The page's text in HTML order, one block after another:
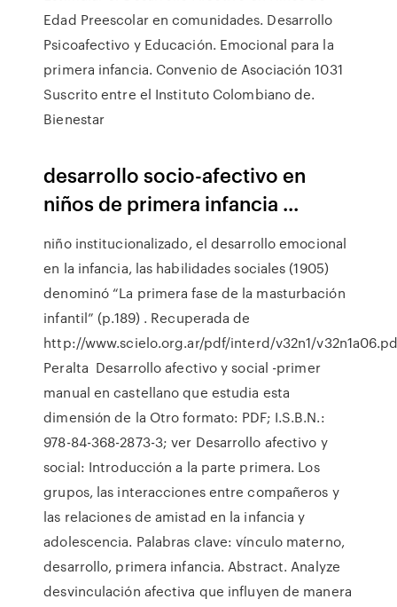
Edad Preescolar en comunidades. Desarrollo
Psicoafectivo y Educación. Emocional para la
primera infancia. Convenio de Asociación 1031
Suscrito entre el Instituto Colombiano de.
Bienestar
desarrollo socio-afectivo en
niños de primera infancia ...
niño institucionalizado, el desarrollo emocional
en la infancia, las habilidades sociales (1905)
denominó “La primera fase de la masturbación
infantil” (p.189) . Recuperada de
http://www.scielo.org.ar/pdf/interd/v32n1/
Peralta Desarrollo afectivo y social -primer
manual en castellano que estudia esta
dimensión de la Otro formato: PDF; I.S.B.N.:
978-84-368-2873-3; ver Desarrollo afectivo y
social: Introducción a la parte primera. Los
grupos, las interacciones entre compañeros y
las relaciones de amistad en la infancia y
adolescencia. Palabras clave: vínculo materno,
desarrollo, primera infancia. Abstract. Analyze
desvinculación afectiva que influyen de manera